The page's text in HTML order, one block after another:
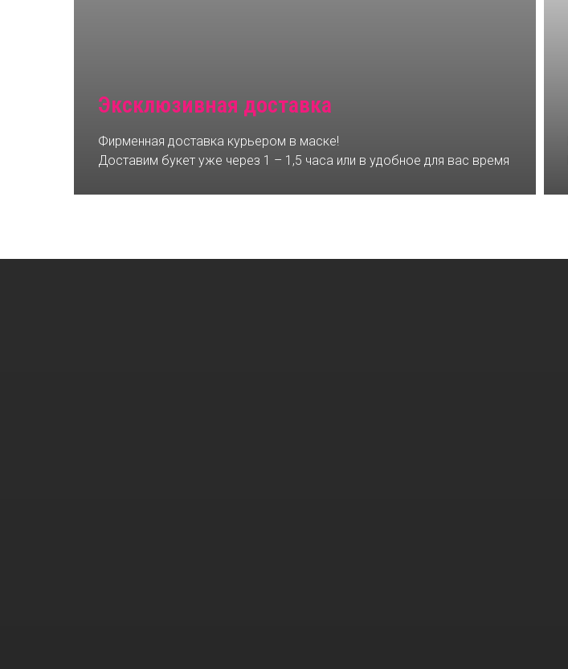
Эксклюзивная доставка
Фирменная доставка курьером в маске!
Доставим букет уже через 1 – 1,5 часа или в удобное для вас время